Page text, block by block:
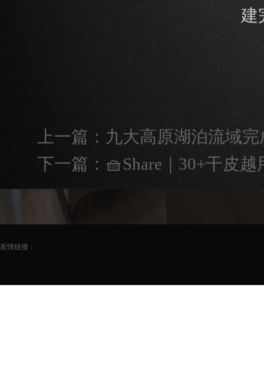
建
上一篇： 九大高原湖泊流域
下一篇： 🧺Share｜30+干皮
友情链接：